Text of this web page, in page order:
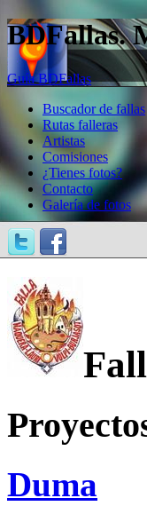
BDFallas.
Guía BDFallas
Buscador de fallas
Rutas falleras
Artistas
Comisiones
¿Tienes fotos?
Contacto
Galería de fotos
Duma